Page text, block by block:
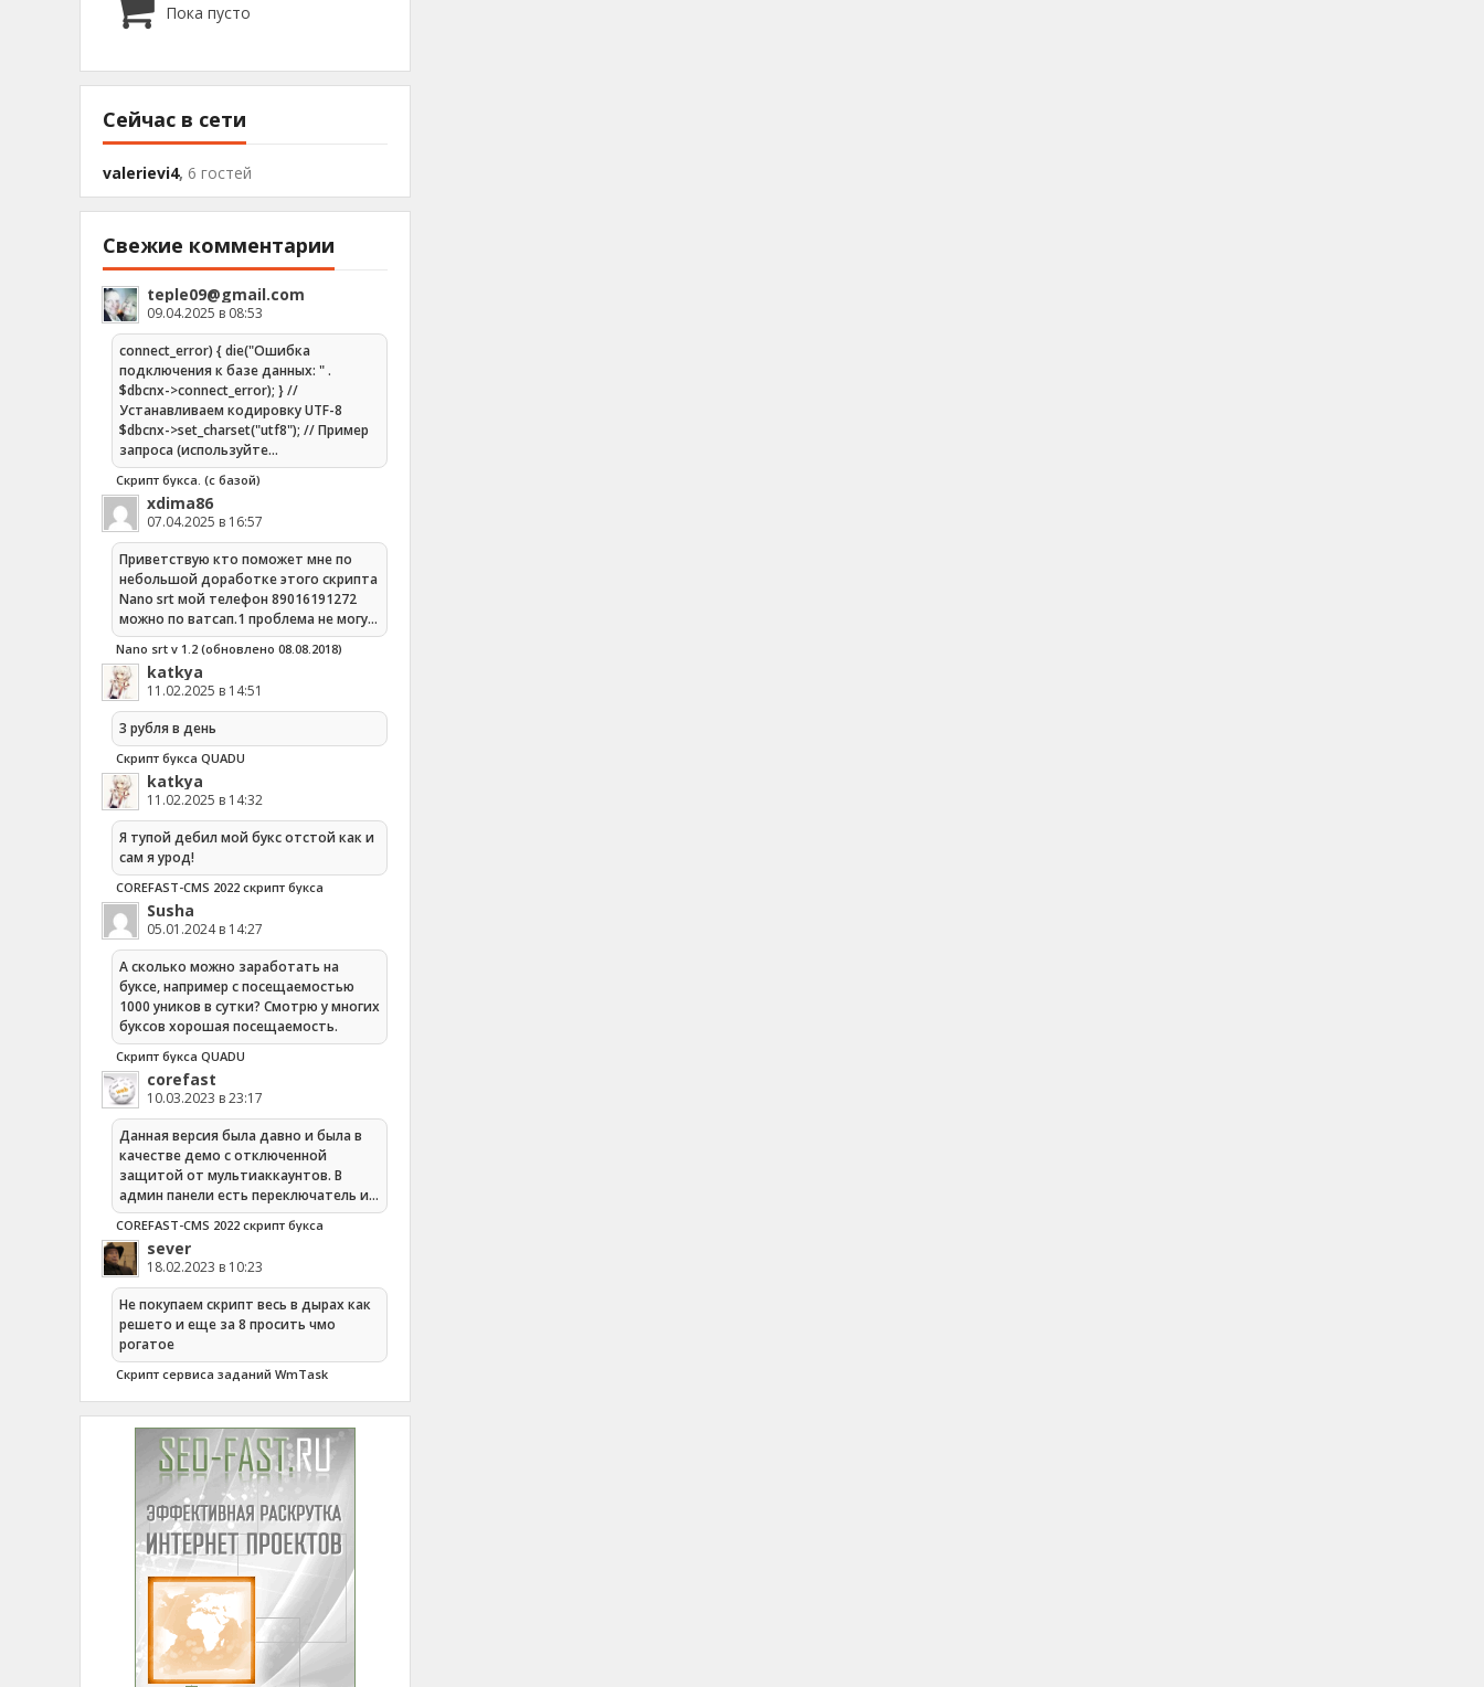
Пока пусто
Сейчас в сети
valerievi4, 6 гостей
Свежие комментарии
teple09@gmail.com
09.04.2025 в 08:53
connect_error) { die("Ошибка
подключения к базе данных: " .
$dbcnx->connect_error); } //
Устанавливаем кодировку UTF-8
$dbcnx->set_charset("utf8"); // Пример
запроса (используйте…
Скрипт букса. (с базой)
xdima86
07.04.2025 в 16:57
Приветствую кто поможет мне по
небольшой доработке этого скрипта
Nano srt мой телефон 89016191272
можно по ватсап.1 проблема не могу…
Nano srt v 1.2 (обновлено 08.08.2018)
katkya
11.02.2025 в 14:51
3 рубля в день
Скрипт букса QUADU
katkya
11.02.2025 в 14:32
Я тупой дебил мой букс отстой как и
сам я урод!
COREFAST-CMS 2022 скрипт букса
Susha
05.01.2024 в 14:27
А сколько можно заработать на
буксе, например с посещаемостью
1000 уников в сутки? Смотрю у многих
буксов хорошая посещаемость.
Скрипт букса QUADU
corefast
10.03.2023 в 23:17
Данная версия была давно и была в
качестве демо с отключенной
защитой от мультиаккаунтов. В
админ панели есть переключатель и…
COREFAST-CMS 2022 скрипт букса
sever
18.02.2023 в 10:23
Не покупаем скрипт весь в дырах как
решето и еще за 8 просить чмо
рогатое
Cкрипт сервиса заданий WmTask